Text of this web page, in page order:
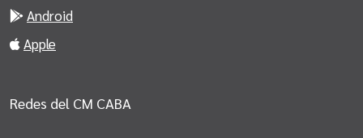
Android
Apple
Redes del CM CABA